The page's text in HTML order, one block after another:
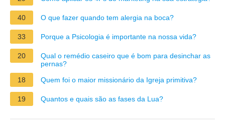
40 O que fazer quando tem alergia na boca?
33 Porque a Psicologia é importante na nossa vida?
20
Qual o remédio caseiro que é bom para desinchar as
pernas?
18
Quem foi o maior missionário da Igreja primitiva?
19 Quantos e quais são as fases da Lua?